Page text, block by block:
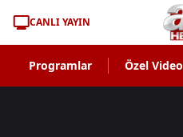
CANLI YAYIN
Programlar Özel Video